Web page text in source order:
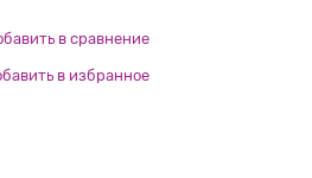
в сравнение
в избранное